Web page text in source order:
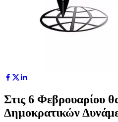
Στις 6 Φεβρουαρίου
Δημοκρατικών